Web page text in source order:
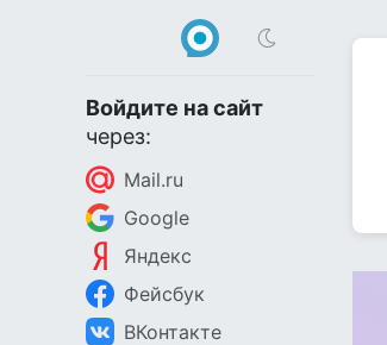
Войдите на сайт
через:
Mail.ru
Google
Яндекс
Фейсбук
ВКонтакте